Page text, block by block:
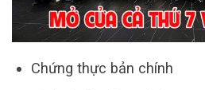
Chứng thực bản chính